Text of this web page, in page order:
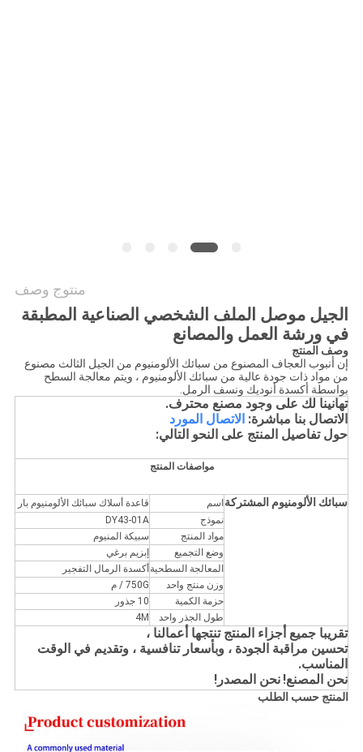
منتوج وصف
الجيل موصل الملف الشخصي الصناعية المطبقة
في ورشة العمل والمصانع
وصف المنتج
إن أنبوب العجاف المصنوع من سبائك الألومنيوم من الجيل الثالث مصنوع
من مواد ذات جودة عالية من سبائك الألومنيوم ، ويتم معالجة السطح
بواسطة أكسدة أنوديك ونسف الرمل.
تهانينا لك على وجود مصنع محترف.
الاتصال بنا مباشرة: الاتصال المورد
حول تفاصيل المنتج على النحو التالي:
مواصفات المنتج
سبائك الألومنيوم المشتركة اسم
قاعدة أسلاك سبائك الألومنيوم بار
نموذج
DY43-01A
مواد المنتج
سبيكة المنيوم
وضع التجميع
إبزيم برغي
المعالجة السطحية أكسدة الرمال التفجير
وزن منتج واحد
750G / م
حزمة الكمية
10 جذور
طول الجذر واحد
4M
تقريبا جميع أجزاء المنتج تنتجها أعمالنا ،
تحسين مراقبة الجودة ، وبأسعار تنافسية ، وتقديم في الوقت
المناسب.
نحن المصنع! نحن المصدر!
المنتج حسب الطلب